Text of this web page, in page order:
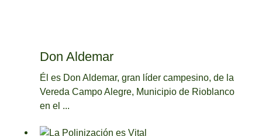
Don Aldemar
Él es Don Aldemar, gran líder campesino, de la
Vereda Campo Alegre, Municipio de Rioblanco
en el ...